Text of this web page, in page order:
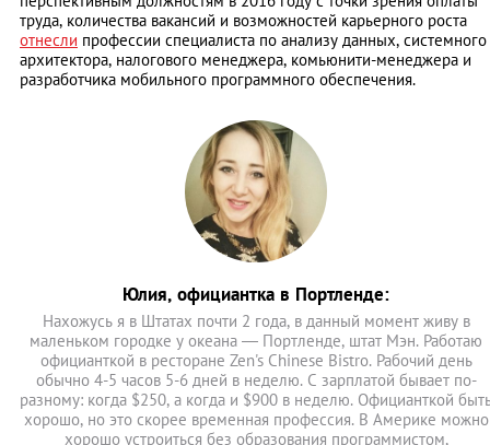
труда, количества вакансий и возможностей карьерного роста
отнесли профессии специалиста по анализу данных, системного
архитектора, налогового менеджера, комьюнити-менеджера и
разработчика мобильного программного обеспечения.
Юлия, официантка в Портленде:
Нахожусь я в Штатах почти 2 года, в данный момент живу в
маленьком городке у океана — Портленде, штат Мэн. Работаю
официанткой в ресторане Zen's Chinese Bistro. Рабочий день
обычно 4-5 часов 5-6 дней в неделю. С зарплатой бывает по-
разному: когда $250, а когда и $900 в неделю. Официанткой
хорошо, но это скорее временная профессия. В Америке можно
хорошо устроиться без образования программистом,